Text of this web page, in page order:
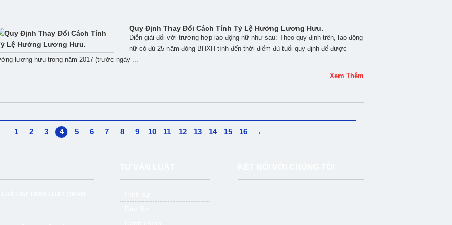
Quy Định Thay Đổi Cách Tính Tỷ Lệ Hưởng Lương Hưu.
Diễn giải đối với trường hợp lao động nữ như sau: Theo quy định trên, lao động
nữ có đủ 25 năm đóng BHXH tính đến thời điểm đủ tuổi quy định để được
lương hưu trong năm 2017 (trước ngày ...
Xem Thêm
1 2 3 4 5 6 7 8 9 10 11 12 13 14 15 16 →